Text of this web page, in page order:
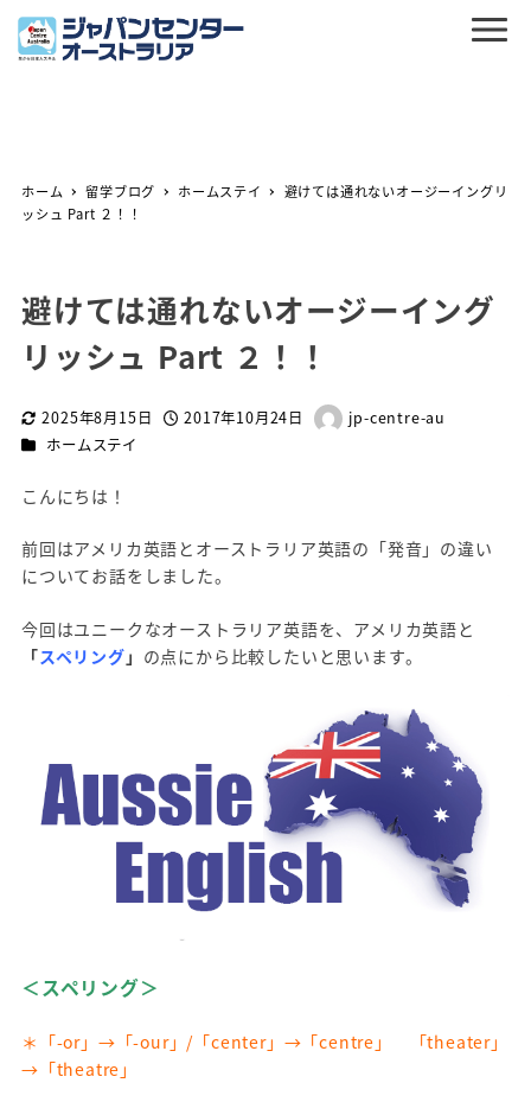
ホーム 留学ブログ ホームステイ
避けては通れないオージーイングリ
ッシュ Part ２！！
避けては通れないオージーイング
リッシュ Part ２！！
更新日2025年8月15日 投稿日2017年10月24日
著
jp-centre-au
カテゴリー
ホームステイ
こんにちは！
前回はアメリカ英語とオーストラリア英語の「発音」の違い
についてお話をしました。
今回はユニークなオーストラリア英語を、アメリカ英語と
「スペリング 」 の点にから比較したいと思います。
＜スペリング＞
＊「-or」→「-our」/「center」→「centre」 「theater」
→「theatre」